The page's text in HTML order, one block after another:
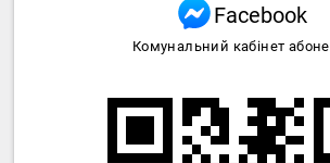
Facebook
Комунальний кабінет